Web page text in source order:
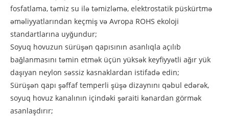
fosfatlama, təmiz su ilə təmizləmə, elektrostatik püskürtmə
əməliyyatlarından keçmiş və Avropa ROHS ekoloji
standartlarına uyğundur;
Soyuq hovuzun sürüşən qapısının asanlıqla açılıb
bağlanmasını təmin etmək üçün yüksək keyfiyyətli ağır yük
daşıyan neylon səssiz kasnaklardan istifadə edin;
Sürüşən qapı şəffaf temperli şüşə dizaynını qəbul edərək,
soyuq hovuz kanalının içindəki şəraiti kənardan görmək
asanlaşdırır;